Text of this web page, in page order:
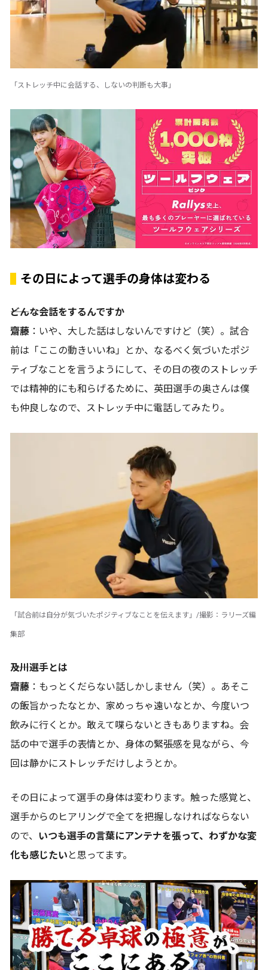
「ストレッチ中に会話する、しないの判断も大事」
その日によって選手の身体は変わる
――どんな会話をするんですか
齋藤 ：いや、大した話はしないんですけど（笑）。試合
前は「ここの動きいいね」とか、なるべく気づいたポジ
ティブなことを言うようにして、その日の夜のストレッチ
では精神的にも和らげるために、英田選手の奥さんは僕
も仲良しなので、ストレッチ中に電話してみたり。
「試合前は自分が気づいたポジティブなことを伝えます」/撮影：ラリーズ編
集部
――及川選手とは
齋藤 ：もっとくだらない話しかしません（笑）。あそこ
の飯旨かったなとか、家めっちゃ遠いなとか、今度いつ
飲みに行くとか。敢えて喋らないときもありますね。会
話の中で選手の表情とか、身体の緊張感を見ながら、今
回は静かにストレッチだけしようとか。
その日によって選手の身体は変わります。触った感覚と、
選手からのヒアリングで全てを把握しなければならない
ので、 いつも選手の言葉にアンテナを張って、わずかな変
化も感じたい と思ってます。